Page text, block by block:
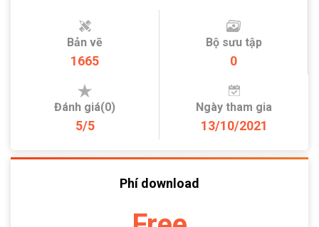
Bản vẽ
1665
Bộ sưu tập
0
Đánh giá(0)
5/5
Ngày tham gia
13/10/2021
Phí download